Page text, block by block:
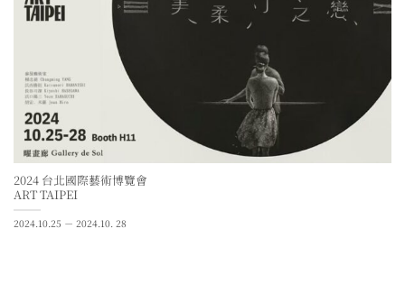
2024 台北國際藝術博覽會
ART TAIPEI
2024.10.25 － 2024.10. 28